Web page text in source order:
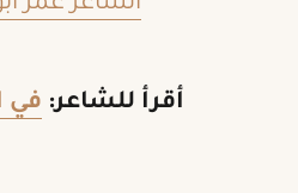
أقرأ للشاعر: في